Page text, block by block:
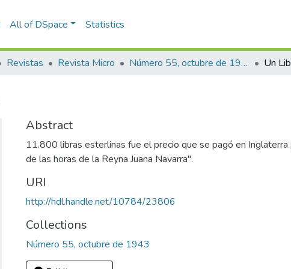
All of DSpace Statistics
Revistas Revista Micro Número 55, octubre de 1943 Un
Abstract
11.800 libras esterlinas fue el precio que se pagó en
de las horas de la Reyna Juana Navarra".
URI
http://hdl.handle.net/10784/23806
Collections
Número 55, octubre de 1943